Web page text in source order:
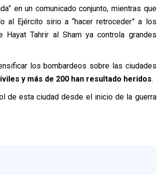
en un comunicado conjunto, mientras que
al Ejército sirio a “hacer retroceder” a los
Tahrir al Sham ya controla grandes
los bombardeos sobre las ciudades
y más de 200 han resultado heridos.
de esta ciudad desde el inicio de la guerra